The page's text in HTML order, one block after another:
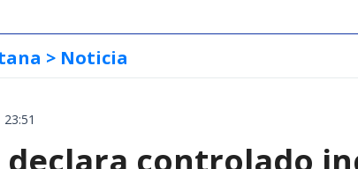
> Noticia
declara controlado